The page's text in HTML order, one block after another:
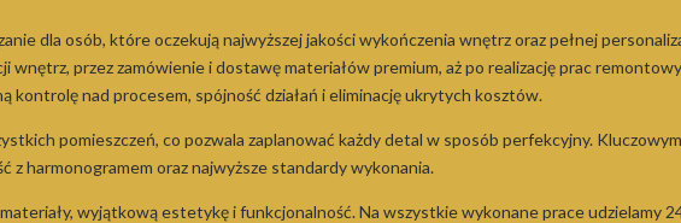
dla osób, które oczekują najwyższej jakości wykończenia wnętrz oraz pełnej
przez zamówienie i dostawę materiałów premium, aż po realizację prac
kontrolę nad procesem, spójność działań i eliminację ukrytych kosztów.
pomieszczeń, co pozwala zaplanować każdy detal w sposób perfekcyjny.
z harmonogramem oraz najwyższe standardy wykonania.
wyjątkową estetykę i funkcjonalność. Na wszystkie wykonane prace udzielamy